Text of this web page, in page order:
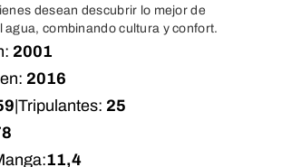
desean descubrir lo mejor de
agua, combinando cultura y confort.
2001
2016
Tripulantes: 25
11,4